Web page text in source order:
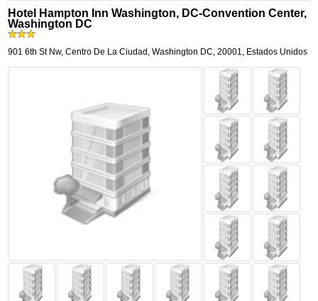
Hotel Hampton Inn Washington, DC-Convention Center,
Washington DC
901 6th St Nw,Centro De La Ciudad, Washington DC,20001, Estados Unidos